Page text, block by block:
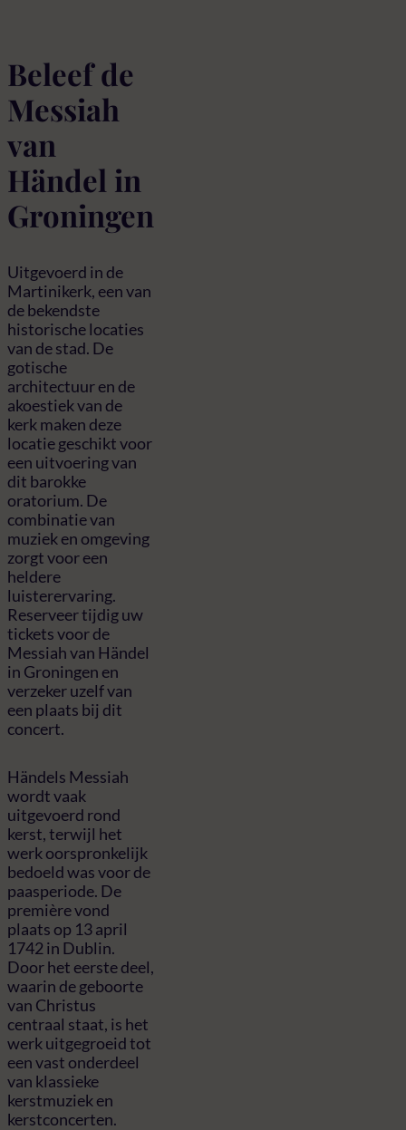
Beleef de
Messiah
van
Händel in
Groningen
Uitgevoerd in de
Martinikerk, een van
de bekendste
historische locaties
van de stad. De
gotische
architectuur en de
akoestiek van de
kerk maken deze
locatie geschikt voor
een uitvoering van
dit barokke
oratorium. De
combinatie van
muziek en omgeving
zorgt voor een
heldere
luisterervaring.
Reserveer tijdig uw
tickets voor de
Messiah van Händel
in Groningen en
verzeker uzelf van
een plaats bij dit
concert.
Händels Messiah
wordt vaak
uitgevoerd rond
kerst, terwijl het
werk oorspronkelijk
bedoeld was voor de
paasperiode. De
première vond
plaats op 13 april
1742 in Dublin.
Door het eerste deel,
waarin de geboorte
van Christus
centraal staat, is het
werk uitgegroeid tot
een vast onderdeel
van klassieke
kerstmuziek en
kerstconcerten.